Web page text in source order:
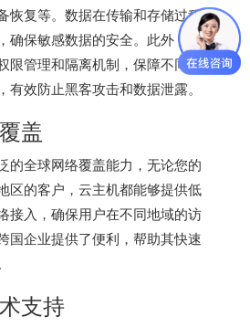
恢复等。数据在传输和存储过程
确保敏感数据的安全。此外，云
限管理和隔离机制，保障不同用
有效防止黑客攻击和数据泄露。
盖
的全球网络覆盖能力，无论您的
区的客户，云主机都能够提供低
接入，确保用户在不同地域的访
国企业提供了便利，帮助其快速
支持